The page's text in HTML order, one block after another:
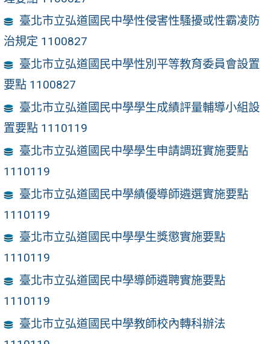
臺北市立弘道國民中學性侵害性騷擾或性霸凌防
治規定 1100827
臺北市立弘道國民中學性別平等教育委員會設置
要點 1100827
臺北市立弘道國民中學學生成績評量輔導小組設
置要點 1110119
臺北市立弘道國民中學學生申請調班實施要點
1110119
臺北市立弘道國民中學績優導師遴選實施要點
1110119
臺北市立弘道國民中學學生獎懲實施要點
1110119
臺北市立弘道國民中學導師遴聘實施要點
1110119
臺北市立弘道國民中學教師校內轉科辦法